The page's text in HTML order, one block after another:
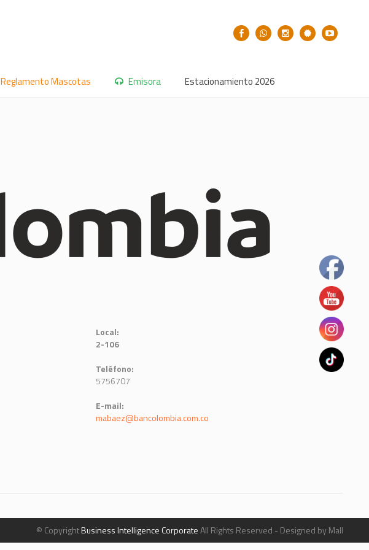
Reglamento Mascotas Emisora Estacionamiento 2026
Local:
2-106
Teléfono:
5756707
E-mail:
mabaez@bancolombia.com.co
© CopyrightBusiness Intelligence CorporateAll Rights Reserved - Designed by Mall